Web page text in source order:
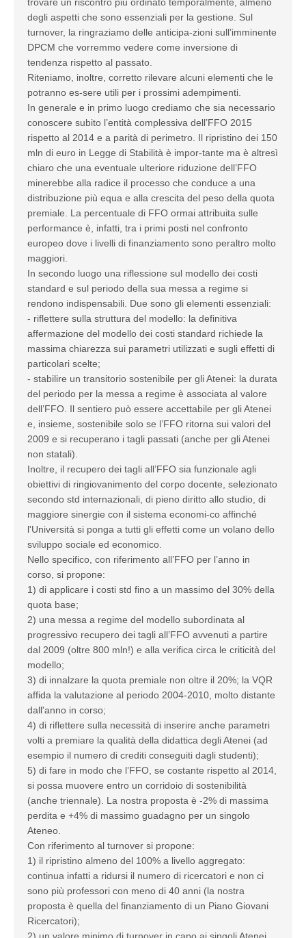
degli aspetti che sono essenziali per la gestione. Sul
turnover, la ringraziamo delle anticipa-zioni sull’imminente
DPCM che vorremmo vedere come inversione di
tendenza rispetto al passato.
Riteniamo, inoltre, corretto rilevare alcuni elementi che le
potranno es-sere utili per i prossimi adempimenti.
In generale e in primo luogo crediamo che sia necessario
conoscere subito l’entità complessiva dell’FFO 2015
rispetto al 2014 e a parità di perimetro. Il ripristino dei 150
mln di euro in Legge di Stabilità è impor-tante ma è altresì
chiaro che una eventuale ulteriore riduzione dell’FFO
minerebbe alla radice il processo che conduce a una
distribuzione più equa e alla crescita del peso della quota
premiale. La percentuale di FFO ormai attribuita sulle
performance è, infatti, tra i primi posti nel confronto
europeo dove i livelli di finanziamento sono peraltro molto
maggiori.
In secondo luogo una riflessione sul modello dei costi
standard e sul periodo della sua messa a regime si
rendono indispensabili. Due sono gli elementi essenziali:
- riflettere sulla struttura del modello: la definitiva
affermazione del modello dei costi standard richiede la
massima chiarezza sui parametri utilizzati e sugli effetti di
particolari scelte;
- stabilire un transitorio sostenibile per gli Atenei: la durata
del periodo per la messa a regime è associata al valore
dell’FFO. Il sentiero può essere accettabile per gli Atenei
e, insieme, sostenibile solo se l’FFO ritorna sui valori del
2009 e si recuperano i tagli passati (anche per gli Atenei
non statali).
Inoltre, il recupero dei tagli all’FFO sia funzionale agli
obiettivi di ringiovanimento del corpo docente, selezionato
secondo std internazionali, di pieno diritto allo studio, di
maggiore sinergie con il sistema economi-co affinché
l'Università si ponga a tutti gli effetti come un volano dello
sviluppo sociale ed economico.
Nello specifico, con riferimento all’FFO per l’anno in
corso, si propone:
1) di applicare i costi std fino a un massimo del 30% della
quota base;
2) una messa a regime del modello subordinata al
progressivo recupero dei tagli all’FFO avvenuti a partire
dal 2009 (oltre 800 mln!) e alla verifica circa le criticità del
modello;
3) di innalzare la quota premiale non oltre il 20%; la VQR
affida la valutazione al periodo 2004-2010, molto distante
dall'anno in corso;
4) di riflettere sulla necessità di inserire anche parametri
volti a premiare la qualità della didattica degli Atenei (ad
esempio il numero di crediti conseguiti dagli studenti);
5) di fare in modo che l’FFO, se costante rispetto al 2014,
si possa muovere entro un corridoio di sostenibilità
(anche triennale). La nostra proposta è -2% di massima
perdita e +4% di massimo guadagno per un singolo
Ateneo.
Con riferimento al turnover si propone:
1) il ripristino almeno del 100% a livello aggregato:
continua infatti a ridursi il numero di ricercatori e non ci
sono più professori con meno di 40 anni (la nostra
proposta è quella del finanziamento di un Piano Giovani
Ricercatori);